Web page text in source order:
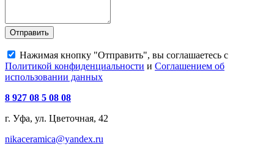
Отправить
Нажимая кнопку "Отправить", вы соглашаетесь с
Политикой конфиденциальности и Соглашением об
использовании данных
8 927 08 5 08 08
г. Уфа, ул. Цветочная, 42
nikaceramica@yandex.ru